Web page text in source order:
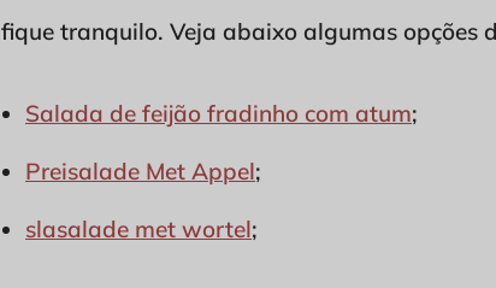
fique tranquilo. Veja abaixo algumas opções
Salada de feijão fradinho com atum;
Preisalade Met Appel;
slasalade met wortel;